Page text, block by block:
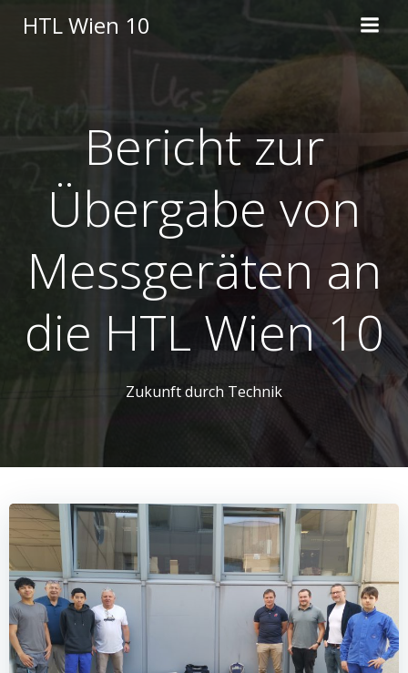
content
HTL Wien 10
Bericht zur
Übergabe von
Messgeräten an
die HTL Wien 10
Zukunft durch Technik